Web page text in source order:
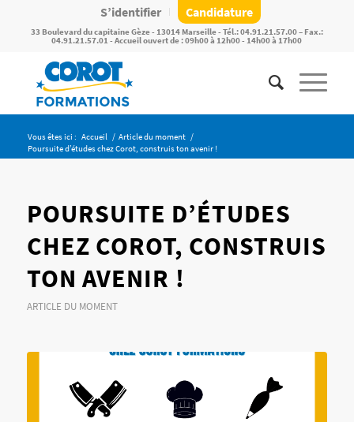
S’identifier Candidature
33 Boulevard du capitaine Gèze - 13014 Marseille - Tél.: 04.91.21.57.00 – Fax.:
04.91.21.57.01 - Accueil ouvert de : 09h00 à 12h00 - 14h00 à 17h00
Vous êtes ici : Accueil / Article du moment /
Poursuite d’études chez Corot, construis ton avenir !
POURSUITE D’ÉTUDES
CHEZ COROT, CONSTRUIS
TON AVENIR !
ARTICLE DU MOMENT